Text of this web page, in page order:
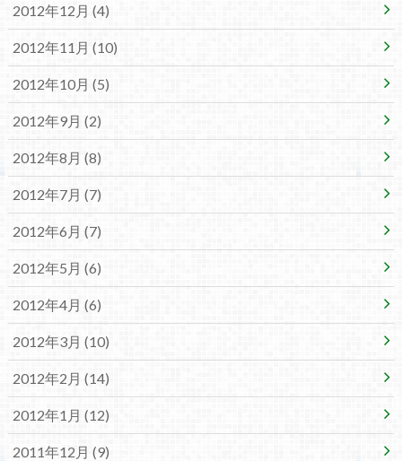
2012年12月 (4)
2012年11月 (10)
2012年10月 (5)
2012年9月 (2)
2012年8月 (8)
2012年7月 (7)
2012年6月 (7)
2012年5月 (6)
2012年4月 (6)
2012年3月 (10)
2012年2月 (14)
2012年1月 (12)
2011年12月 (9)